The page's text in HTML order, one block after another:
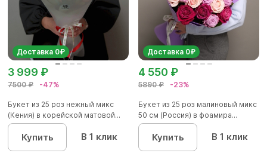
Доставка 0₽
7500 ₽ -47%
3 999 ₽
Букет из 25 роз нежный микс
(Кения) в корейской матовой...
Купить В 1 клик
Доставка 0₽
5890 ₽ -23%
4 550 ₽
Букет из 25 роз малиновый микс
50 см (Россия) в фоамира...
Купить В 1 клик